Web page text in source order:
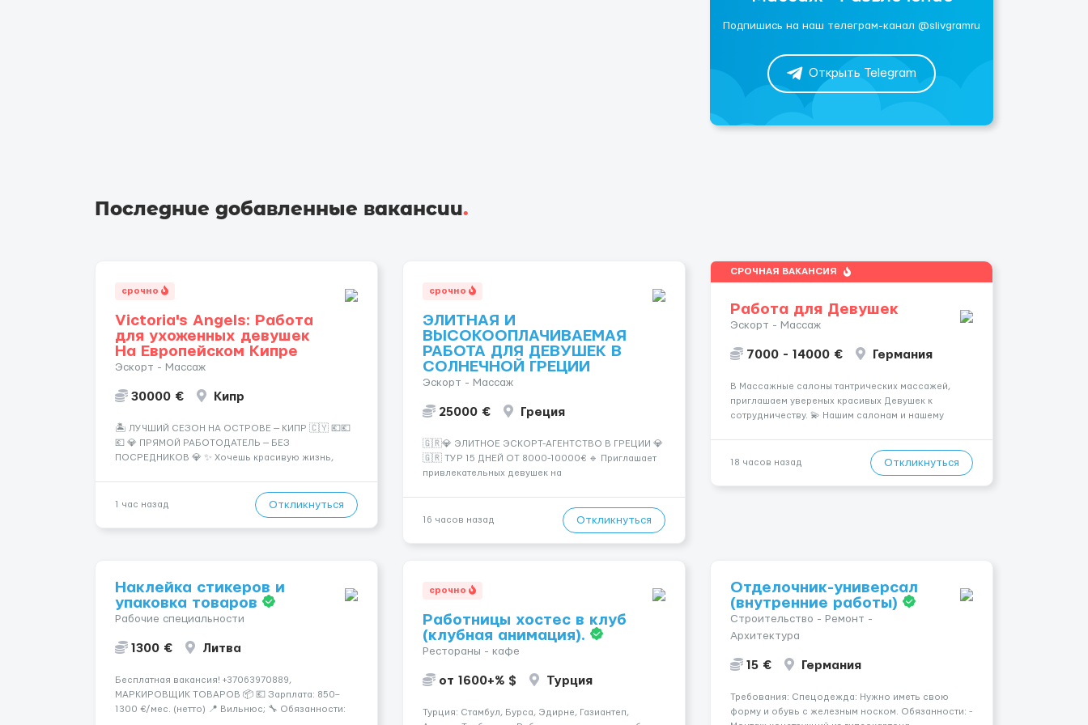
Подпишись на наш телеграм-канал @slivgramru
Открыть Telegram
Последние добавленные вакансии.
срочно
Victoria's Angels: Работа
для ухоженных девушек
На Европейском Кипре
Эскорт - Массаж
30000 € Кипр
🏝️ ЛУЧШИЙ СЕЗОН НА ОСТРОВЕ — КИПР 🇨🇾 💶💶
💶 💎 ПРЯМОЙ РАБОТОДАТЕЛЬ — БЕЗ
ПОСРЕДНИКОВ 💎 ✨ Хочешь красивую жизнь,
— Опытная команда с годами практики —
Стабильный поток клиентов (без ...
1 час назад Откликнуться
срочно
ЭЛИТНАЯ И
ВЫСОКООПЛАЧИВАЕМАЯ
РАБОТА ДЛЯ ДЕВУШЕК В
СОЛНЕЧНОЙ ГРЕЦИИ
Эскорт - Массаж
25000 € Греция
🇬🇷💎 ЭЛИТНОЕ ЭСКОРТ-АГЕНТСТВО В ГРЕЦИИ 💎
🇬🇷 ТУР 15 ДНЕЙ ОТ 8000-10000€ 🔹 Приглашает
привлекательных девушек на
хорошие деньги 💶 — это предложение для тебя! 🔹
16 часов назад Откликнуться
СРОЧНАЯ ВАКАНСИЯ
Работа для Девушек
Эскорт - Массаж
7000 - 14000 € Германия
В Массажные салоны тантрических массажей,
приглашаем увереных красивых Девушек к
сотрудничеству. 💫 Нашим салонам и нашему
заработная плата 💚Мы гарантируем Наличие
18 часов назад Откликнуться
Наклейка стикеров и
упаковка товаров
Рабочие специальности
1300 € Литва
Бесплатная вакансия! +37063970889,
МАРКИРОВЩИК ТОВАРОВ 📦 💶 Зарплата: 850–
1300 €/мес. (нетто) 📍 Вильнюс; 🔧 Обязанности:
срочно
Работницы хостес в клуб
(клубная анимация).
Рестораны - кафе
от 1600+% $ Турция
Турция: Стамбул, Бурса, Эдирне, Газиантеп,
Отделочник-универсал
(внутренние работы)
Строительство - Ремонт -
Архитектура
15 € Германия
Требования: Спецодежда: Нужно иметь свою
форму и обувь с железным носком. Обязанности: -